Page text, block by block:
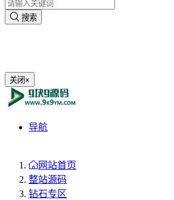
搜索
关闭 ×
导航
网站首页
整站源码
钻石专区